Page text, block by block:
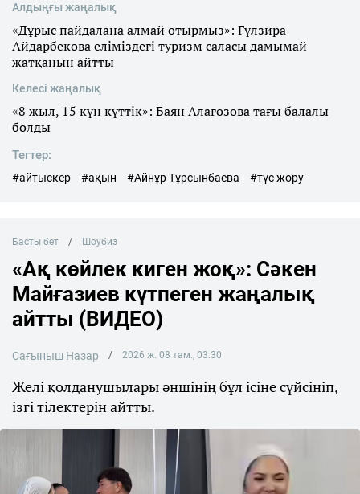
Алдыңғы жаңалық
«Дұрыс пайдалана алмай отырмыз»: Гүлзира
Айдарбекова еліміздегі туризм саласы дамымай
жатқанын айтты
Келесі жаңалық
«8 жыл, 15 күн күттік»: Баян Алагөзова тағы балалы
болды
Тегтер:
#айтыскер #ақын #Айнұр Тұрсынбаева #түс жору
Басты бет Шоубиз
«Ақ көйлек киген жоқ»: Сәкен
Майғазиев күтпеген жаңалық
айтты (ВИДЕО)
Сағыныш Назар 2026 ж. 08 там., 03:30
Желі қолданушылары әншінің бұл ісіне сүйсініп,
ізгі тілектерін айтты.